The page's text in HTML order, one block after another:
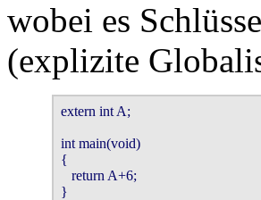
wobei es
(explizite
extern int A;
int main(void)
{
   return A+6;
}